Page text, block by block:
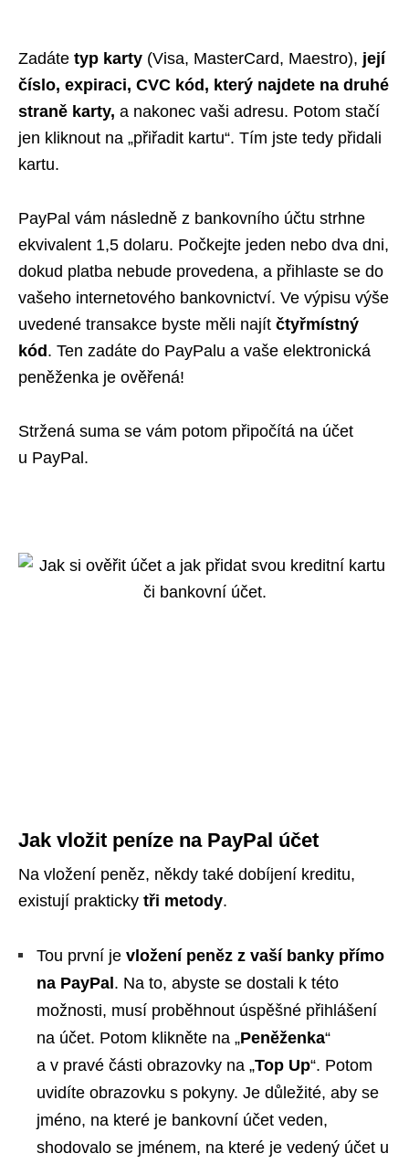
Zadáte typ karty (Visa, MasterCard, Maestro), její
číslo, expiraci, CVC kód, který najdete na druhé
straně karty, a nakonec vaši adresu. Potom stačí
jen kliknout na „přiřadit kartu“. Tím jste tedy přidali
kartu.
PayPal vám následně z bankovního účtu strhne
ekvivalent 1,5 dolaru. Počkejte jeden nebo dva dni,
dokud platba nebude provedena, a přihlaste se do
vašeho internetového bankovnictví. Ve výpisu výše
uvedené transakce byste měli najít čtyřmístný
kód. Ten zadáte do PayPalu a vaše elektronická
peněženka je ověřená!
Stržená suma se vám potom připočítá na účet
u PayPal.
Jak vložit peníze na PayPal účet
Na vložení peněz, někdy také dobíjení kreditu,
existují prakticky tři metody.
Tou první je vložení peněz z vaší banky přímo
na PayPal. Na to, abyste se dostali k této
možnosti, musí proběhnout úspěšné přihlášení
na účet. Potom klikněte na „Peněženka“
a v pravé části obrazovky na „Top Up“. Potom
uvidíte obrazovku s pokyny. Je důležité, aby se
jméno, na které je bankovní účet veden,
shodovalo se jménem, na které je vedený účet u